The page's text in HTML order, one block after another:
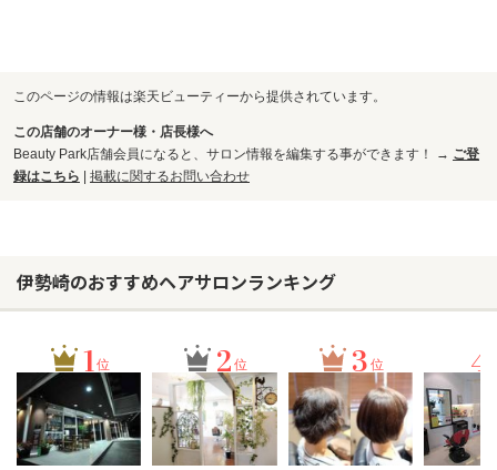
お問い合わせ
このページの情報は楽天ビューティーから提供されています。
この店舗のオーナー様・店長様へ
Beauty Park店舗会員になると、サロン情報を編集する事ができます！ → ご登
録はこちら
掲載に関するお問い合わせ
伊勢崎のおすすめヘアサロンランキング
1位 2 位 3 位 4